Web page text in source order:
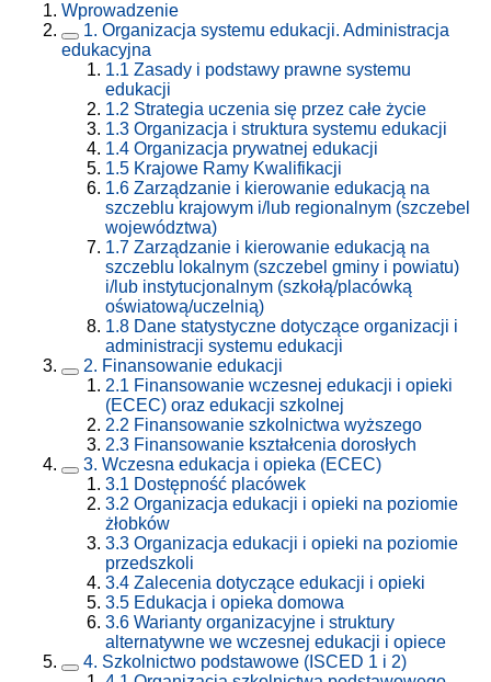
Wprowadzenie
1. Organizacja systemu edukacji. Administracja
edukacyjna
1.1 Zasady i podstawy prawne systemu
edukacji
1.2 Strategia uczenia się przez całe życie
1.3 Organizacja i struktura systemu edukacji
1.4 Organizacja prywatnej edukacji
1.5 Krajowe Ramy Kwalifikacji
1.6 Zarządzanie i kierowanie edukacją na
szczeblu krajowym i/lub regionalnym (szczebel
województwa)
1.7 Zarządzanie i kierowanie edukacją na
szczeblu lokalnym (szczebel gminy i powiatu)
i/lub instytucjonalnym (szkołą/placówką
oświatową/uczelnią)
1.8 Dane statystyczne dotyczące organizacji i
administracji systemu edukacji
2. Finansowanie edukacji
2.1 Finansowanie wczesnej edukacji i opieki
(ECEC) oraz edukacji szkolnej
2.2 Finansowanie szkolnictwa wyższego
2.3 Finansowanie kształcenia dorosłych
3. Wczesna edukacja i opieka (ECEC)
3.1 Dostępność placówek
3.2 Organizacja edukacji i opieki na poziomie
żłobków
3.3 Organizacja edukacji i opieki na poziomie
przedszkoli
3.4 Zalecenia dotyczące edukacji i opieki
3.5 Edukacja i opieka domowa
3.6 Warianty organizacyjne i struktury
alternatywne we wczesnej edukacji i opiece
4. Szkolnictwo podstawowe (ISCED 1 i 2)